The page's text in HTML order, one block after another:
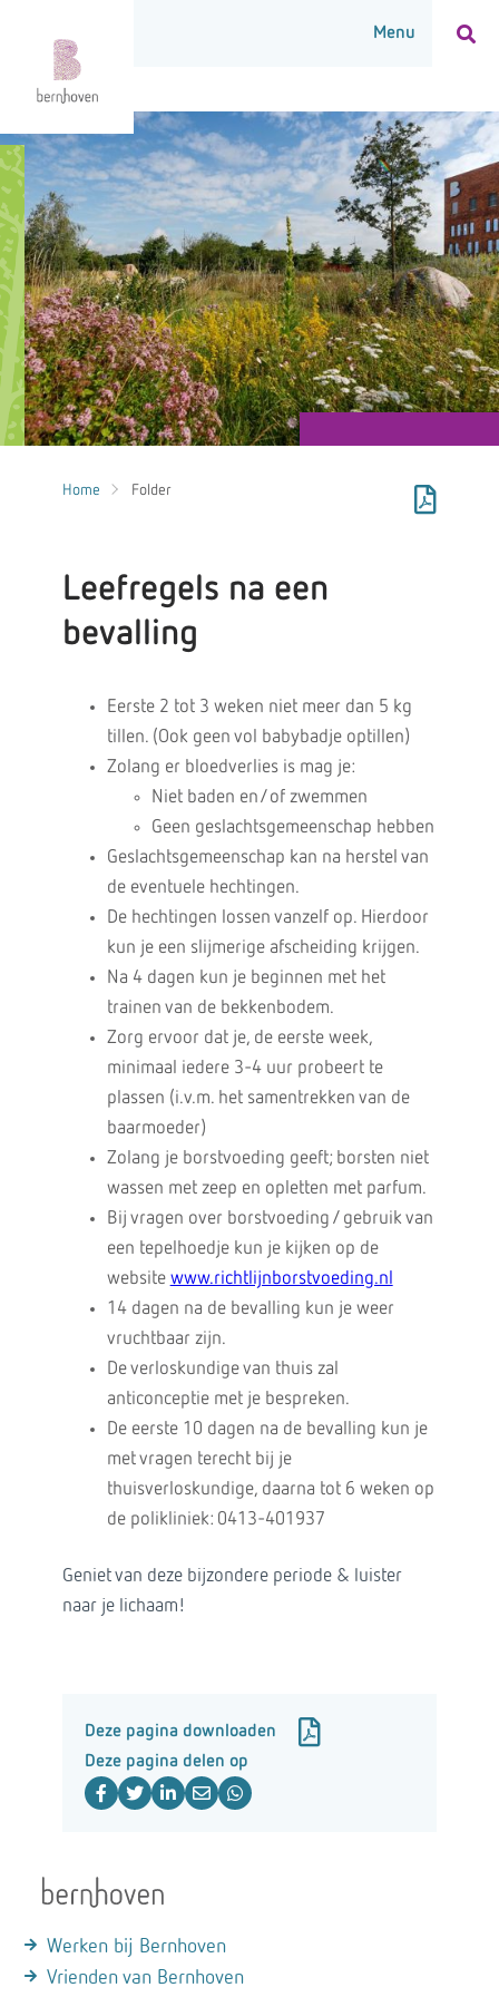
Home Folder
Leefregels na een
bevalling
Eerste 2 tot 3 weken niet meer dan 5 kg
tillen. (Ook geen vol babybadje optillen)
Zolang er bloedverlies is mag je:
Niet baden en/of zwemmen
Geen geslachtsgemeenschap hebben
Geslachtsgemeenschap kan na herstel van
de eventuele hechtingen.
De hechtingen lossen vanzelf op. Hierdoor
kun je een slijmerige afscheiding krijgen.
Na 4 dagen kun je beginnen met het
trainen van de bekkenbodem.
Zorg ervoor dat je, de eerste week,
minimaal iedere 3-4 uur probeert te
plassen (i.v.m. het samentrekken van de
baarmoeder)
Zolang je borstvoeding geeft; borsten niet
wassen met zeep en opletten met parfum.
Bij vragen over borstvoeding / gebruik van
een tepelhoedje kun je kijken op de
website www.richtlijnborstvoeding.nl
14 dagen na de bevalling kun je weer
vruchtbaar zijn.
De verloskundige van thuis zal
anticonceptie met je bespreken.
De eerste 10 dagen na de bevalling kun je
met vragen terecht bij je
thuisverloskundige, daarna tot 6 weken op
de polikliniek: 0413-401937
Geniet van deze bijzondere periode & luister
naar je lichaam!
Deze pagina downloaden
Deze pagina delen op
Werken bij Bernhoven
Vrienden van Bernhoven